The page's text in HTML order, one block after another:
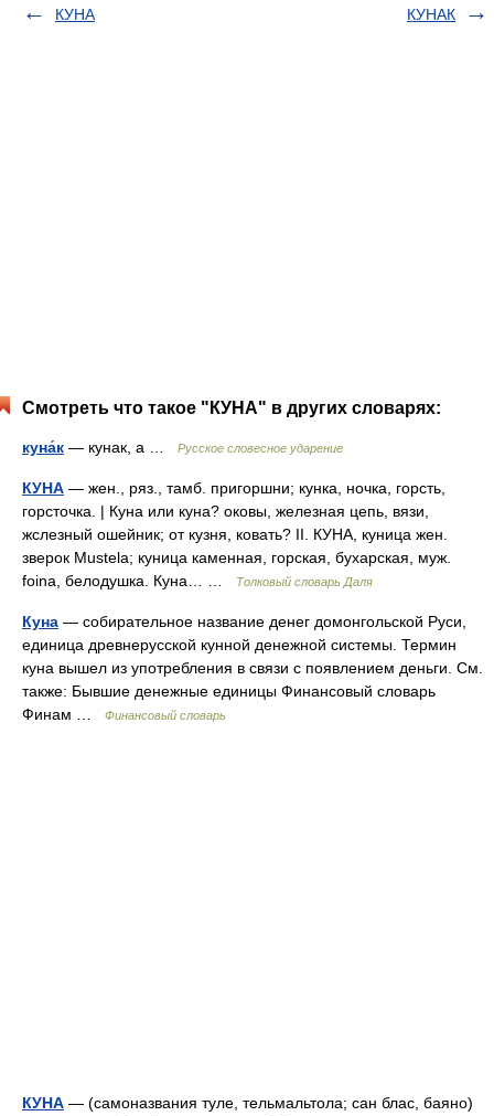
КУНА КУНАК
Смотреть что такое "КУНА" в других словарях:
куна́к — кунак, а … Русское словесное ударение
КУНА — жен., ряз., тамб. пригоршни; кунка, ночка, горсть,
горсточка. | Куна или куна? оковы, железная цепь, вязи,
жслезный ошейник; от кузня, ковать? II. КУНА, куница жен.
зверок Mustela; куница каменная, горская, бухарская, муж.
foina, белодушка. Куна… …
Толковый словарь Даля
Куна — собирательное название денег домонгольской Руси,
единица древнерусской кунной денежной системы. Термин
куна вышел из употребления в связи с появлением деньги. См.
также: Бывшие денежные единицы Финансовый словарь
Финам …
Финансовый словарь
КУНА — (самоназвания туле, тельмальтола; сан блас, баяно)